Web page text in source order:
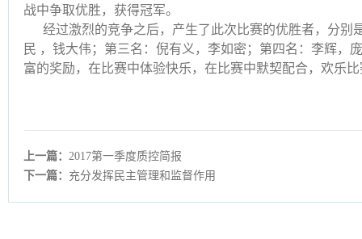
战中争取优胜，获得冠军。
经过激烈的竞争之后，产生了此次比赛的优胜者，分别
民 ，钱大伟；第三名：倪有义，李如密；第四名：李辉，
富的奖励，在比赛中体验快乐，在比赛中默契配合，欢乐
上一篇：2017第一季度质控简报
下一篇： 充分发挥民主管理和监督作用